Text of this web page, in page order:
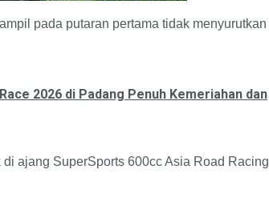
pada putaran pertama tidak menyurutkan
2026 di Padang Penuh Kemeriahan dan
ajang SuperSports 600cc Asia Road Racing